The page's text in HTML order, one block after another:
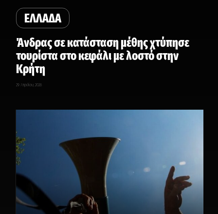
ΕΛΛΑΔΑ
Άνδρας σε κατάσταση μέθης χτύπησε
τουρίστα στο κεφάλι με λοστό στην
Κρήτη
29 Απριλίου, 2026